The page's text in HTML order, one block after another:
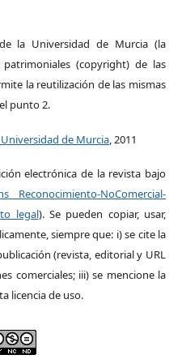
la Universidad de Murcia (la
(copyright) de las
la reutilización de las mismas
punto 2.
de Murcia, 2011
electrónica de la revista bajo
Reconocimiento-NoComercial-
legal). Se pueden copiar, usar,
siempre que: i) se cite la
(revista, editorial y URL
comerciales; iii) se mencione la
licencia de uso.